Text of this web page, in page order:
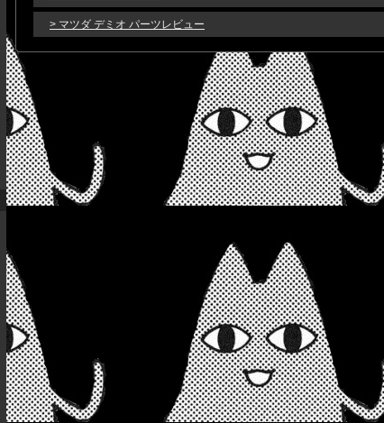
> マツダ デミオ パーツレビュー